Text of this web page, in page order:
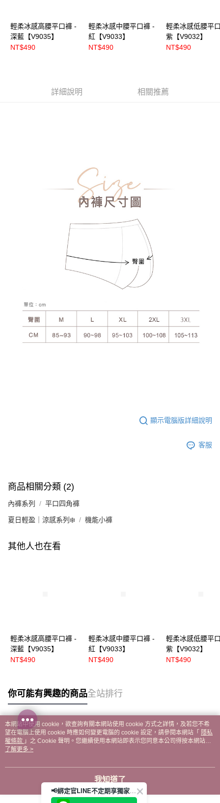
輕柔冰感高腰平口褲 -
深藍【V9035】
NT$490
輕柔冰感中腰平口褲 -
紅【V9033】
NT$490
輕柔冰感低腰平
紫【V9032】
NT$490
詳細說明 相關推薦
顯示電腦版詳細說明
客服
商品相關分類 (2)
內褲系列 平口四角褲
夏日輕盈｜涼感系列❄️ 機能小褲
其他人也在看
輕柔冰感高腰平口褲 -
深藍【V9035】
NT$490
輕柔冰感中腰平口褲 -
紅【V9033】
NT$490
輕柔冰感低腰平
紫【V9032】
NT$490
你可能有興趣的商品全站排行
熱門標籤
本網站中使用 cookie，欲查詢有關本網站使用 cookie 方式之詳情，及若您不希
望在電腦上使用 cookie 時應如何變更電腦的 cookie 設定，請參閱本網站「 隱私
權條款 」之 Cookie 聲明。您繼續使用本網站即表示您同意本公司得按本網站使
用條款之 Cookie 聲明使用 cookie。
了解更多 >
我知道了
📢綁定官LINE不定期享獨家優惠券